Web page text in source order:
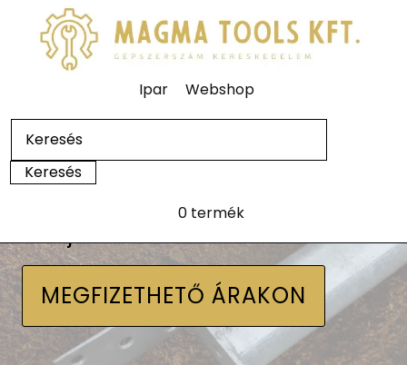
Ipar Webshop
0 termék
MEGFIZETHETŐ ÁRAKON